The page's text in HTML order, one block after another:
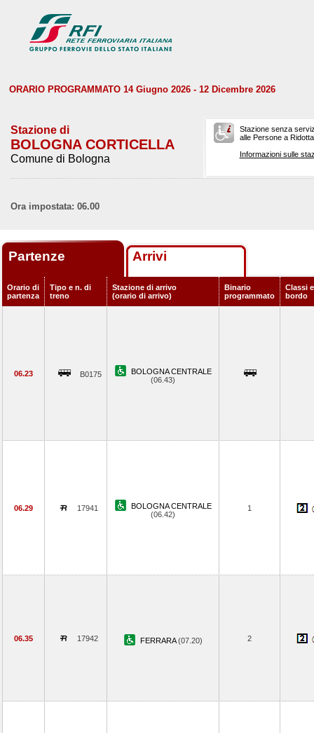
ORARIO PROGRAMMATO 14 Giugno 2026 - 12 Dicembre 2026
Stazione di
BOLOGNA CORTICELLA
Comune di Bologna
Stazione senza
alle Persone a
Informazioni sulle
Ora impostata: 06.00
Partenze Arrivi
Orario di
partenza
Tipo e n. di
treno
Stazione di arrivo
(orario di arrivo)
Binario
programmato
Classi
bordo
06.23 B0175
BOLOGNA CENTRALE
(06.43)
06.29 17941
BOLOGNA CENTRALE
(06.42)
1
06.35 17942 FERRARA(07.20) 2